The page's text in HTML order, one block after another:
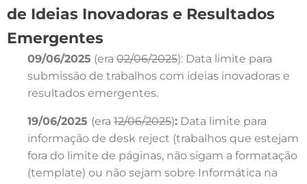
de Ideias Inovadoras e Resultados
Emergentes
09/06/2025 (era 02/06/2025): Data limite para
submissão de trabalhos com ideias inovadoras e
resultados emergentes.
19/06/2025 (era 12/06/2025): Data limite para
informação de desk reject (trabalhos que estejam
fora do limite de páginas, não sigam a formatação
(template) ou não sejam sobre Informática na